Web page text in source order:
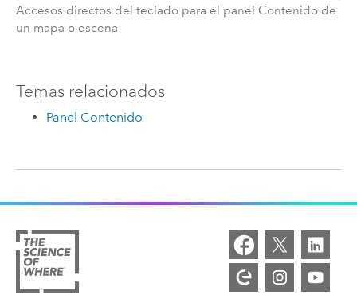
Accesos directos del teclado para el panel Contenido de
un mapa o escena
Temas relacionados
Panel Contenido